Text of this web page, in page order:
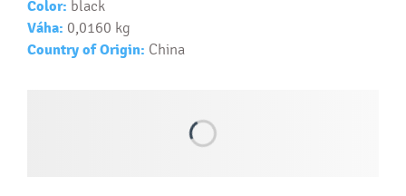
Color: black
Váha: 0,0160 kg
Country of Origin: China